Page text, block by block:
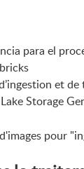
et
Storage